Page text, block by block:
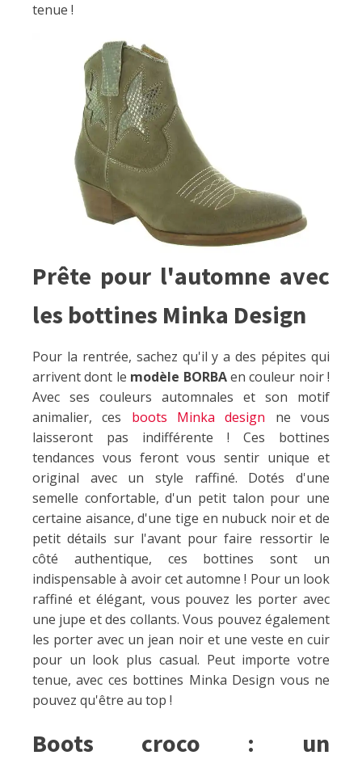
tenue !
Prête pour l'automne avec
les bottines Minka Design
Pour la rentrée, sachez qu'il y a des pépites qui
arrivent dont le modèle BORBAen couleur noir !
Avec ses couleurs automnales et son motif
animalier, ces boots Minka design ne vous
laisseront pas indifférente ! Ces bottines
tendances vous feront vous sentir unique et
original avec un style raffiné. Dotés d'une
semelle confortable, d'un petit talon pour une
certaine aisance, d'une tige en nubuck noir et de
petit détails sur l'avant pour faire ressortir le
côté authentique, ces bottines sont un
indispensable à avoir cet automne ! Pour un look
raffiné et élégant, vous pouvez les porter avec
une jupe et des collants. Vous pouvez également
les porter avec un jean noir et une veste en cuir
pour un look plus casual. Peut importe votre
tenue, avec ces bottines Minka Design vous ne
pouvez qu'être au top !
Boots croco : un